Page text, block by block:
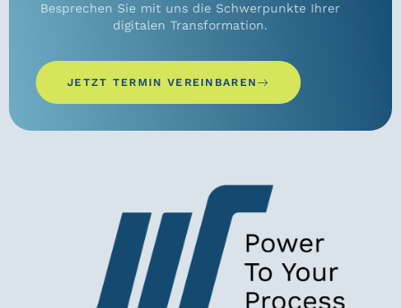
Besprechen Sie mit uns die Schwerpunkte Ihrer
digitalen Transformation.
JETZT TERMIN VEREINBAREN